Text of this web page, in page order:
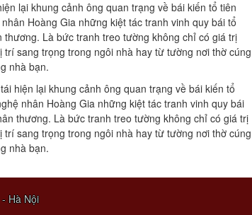
lại khung cảnh ông quan trạng về bái kiến tổ tiên
Hoàng Gia những kiệt tác tranh vinh quy bái tổ
Là bức tranh treo tường không chỉ có giá trị
sang trọng trong ngôi nhà hay từ tường nơi thờ cúng
nhà bạn.
hiện lại khung cảnh ông quan trạng về bái kiến tổ
nhân Hoàng Gia những kiệt tác tranh vinh quy bái
thương. Là bức tranh treo tường không chỉ có giá trị
sang trọng trong ngôi nhà hay từ tường nơi thờ cúng
nhà bạn.
Hà Nội